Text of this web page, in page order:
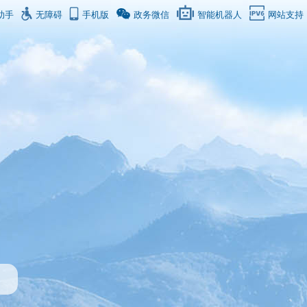
手 无障碍 手机版 政务微信 智能机器人 网站支持